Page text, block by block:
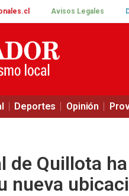
Avisos Legales
Deportes Opinión
de Quillota
nueva